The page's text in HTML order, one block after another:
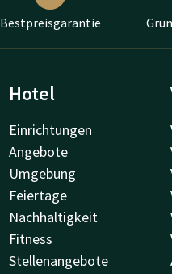
Bestpreisgarantie
Hotel
Einrichtungen
Angebote
Umgebung
Feiertage
Nachhaltigkeit
Fitness
Stellenangebote